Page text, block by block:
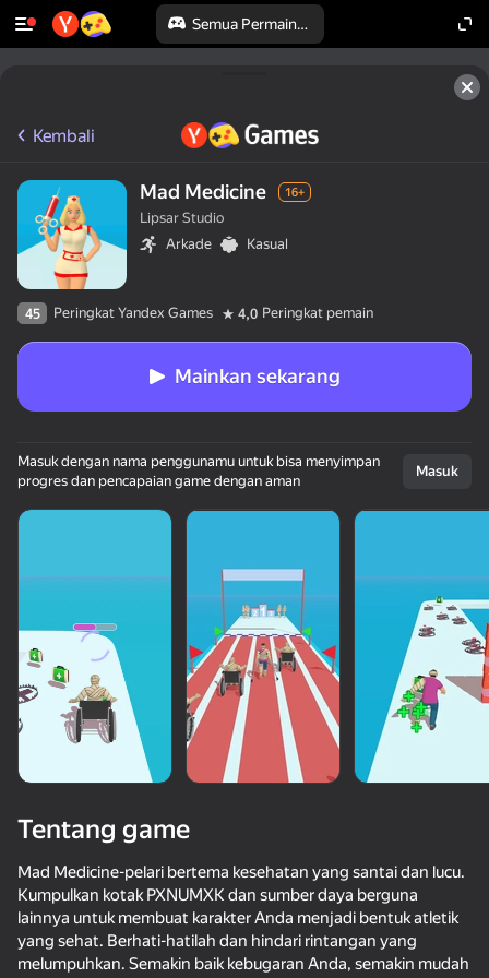
Semua Permainan
50+ game teratas. Dicintai
oleh semua. Bahkan “non-gamers”
Perfect Flip
Escape from the Laser
Fast and Thick
34
Bike Rush
Kembali
Mad Medicine 16+
Lipsar Studio
Arkade
Kasual
45 Peringkat Yandex Games 4,0 Peringkat pemain
Mainkan sekarang
Masuk dengan nama penggunamu untuk bisa menyimpan
progres dan pencapaian game dengan aman
Masuk
Tentang game
Mad Medicine-pelari bertema kesehatan yang santai dan lucu.
Kumpulkan kotak PXNUMXK dan sumber daya berguna
lainnya untuk membuat karakter Anda menjadi bentuk atletik
yang sehat. Berhati-hatilah dan hindari rintangan yang
melumpuhkan. Semakin baik kebugaran Anda, semakin mudah